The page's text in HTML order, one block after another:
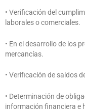
• Verificación del
laborales o comerciales.
• En el desarrollo de los
mercancías.
• Verificación de saldos
• Determinación de
información financiera e